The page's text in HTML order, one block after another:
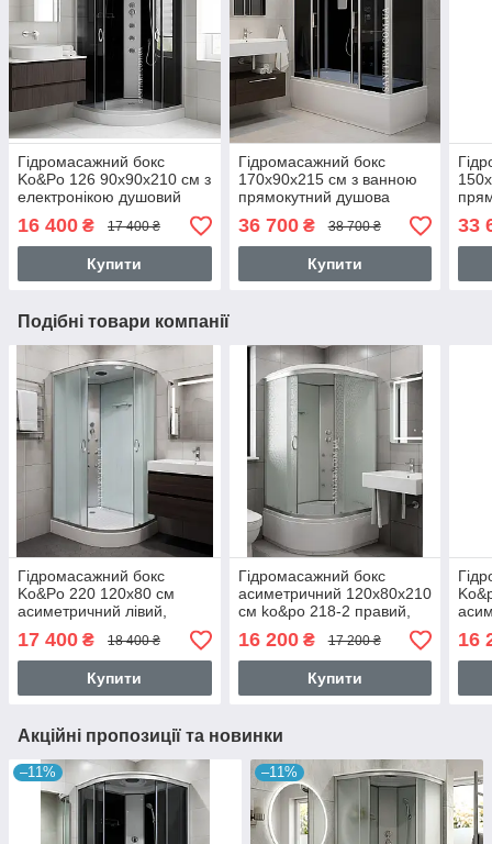
Гідромасажний бокс
Ko&Po 126 90x90х210 см з
електронікою душовий
бокс чорне скло душова
кабіна низьким піддоном
16 400 ₴ 17 400 ₴
Купити
Гідромасажний бокс
170х90х215 см з ванною
прямокутний душова
кабіна з електронікою
глибокий піддон
36 700₴ 38 700 ₴
Купити
з
33
Подібні товари компанії
Гідромасажний бокс
Ko&Po 220 120х80 см
асиметричний лівий,
загартоване скло розсувні
двері.
17 400 ₴ 18 400 ₴
Купити
Гідромасажний бокс
асиметричний 120x80х210
см ko&po 218-2 правий,
малюнком на глибокому
піддоні
16 200₴ 17 200 ₴
Купити
16
Акційні пропозиції та новинки
–11% –11%